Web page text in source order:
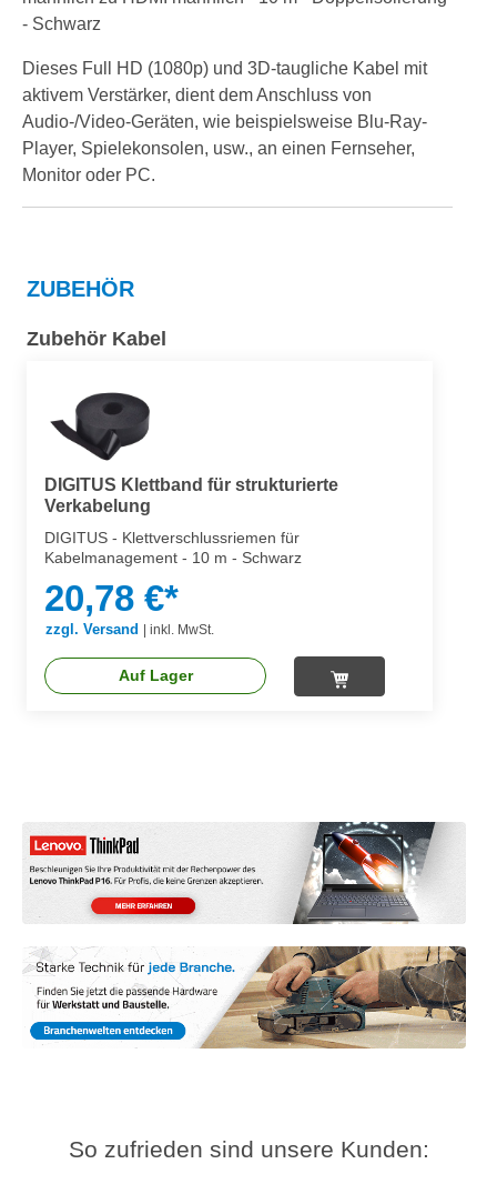
- Schwarz
Dieses Full HD (1080p) und 3D-taugliche Kabel mit
aktivem Verstärker, dient dem Anschluss von
Audio-/Video-Geräten, wie beispielsweise Blu-Ray-
Player, Spielekonsolen, usw., an einen Fernseher,
Monitor oder PC.
ZUBEHÖR
Zubehör Kabel
DIGITUS Klettband für strukturierte
Verkabelung
DIGITUS - Klettverschlussriemen für
Kabelmanagement - 10 m - Schwarz
20,78 €*
zzgl. Versand inkl. MwSt.
Auf Lager
So zufrieden sind unsere Kunden: